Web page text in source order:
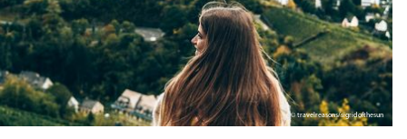
© travelreasons/sigridofthesun